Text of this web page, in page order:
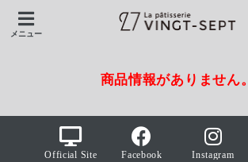
メニュー
商品情報がありません。
Official Site Facebook Instagram